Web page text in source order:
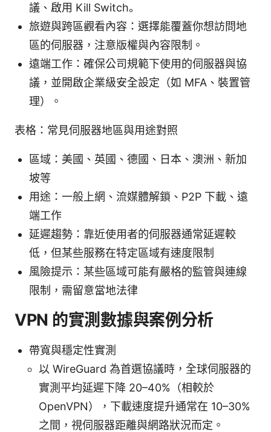
議、啟用 Kill Switch。
旅遊與跨區觀看內容：選擇能覆蓋你想訪問地
區的伺服器，注意版權與內容限制。
遠端工作：確保公司規範下使用的伺服器與協
議，並開啟企業級安全設定（如 MFA、裝置管
理）。
表格：常見伺服器地區與用途對照
區域：美國、英國、德國、日本、澳洲、新加
坡等
用途：一般上網、流媒體解鎖、P2P 下載、遠
端工作
延遲趨勢：靠近使用者的伺服器通常延遲較
低，但某些服務在特定區域有速度限制
風險提示：某些區域可能有嚴格的監管與連線
限制，需留意當地法律
VPN 的實測數據與案例分析
帶寬與穩定性實測
以 WireGuard 為首選協議時，全球伺服器的
實測平均延遲下降 20–40%（相較於
OpenVPN），下載速度提升通常在 10–30%
之間，視伺服器距離與網路狀況而定。